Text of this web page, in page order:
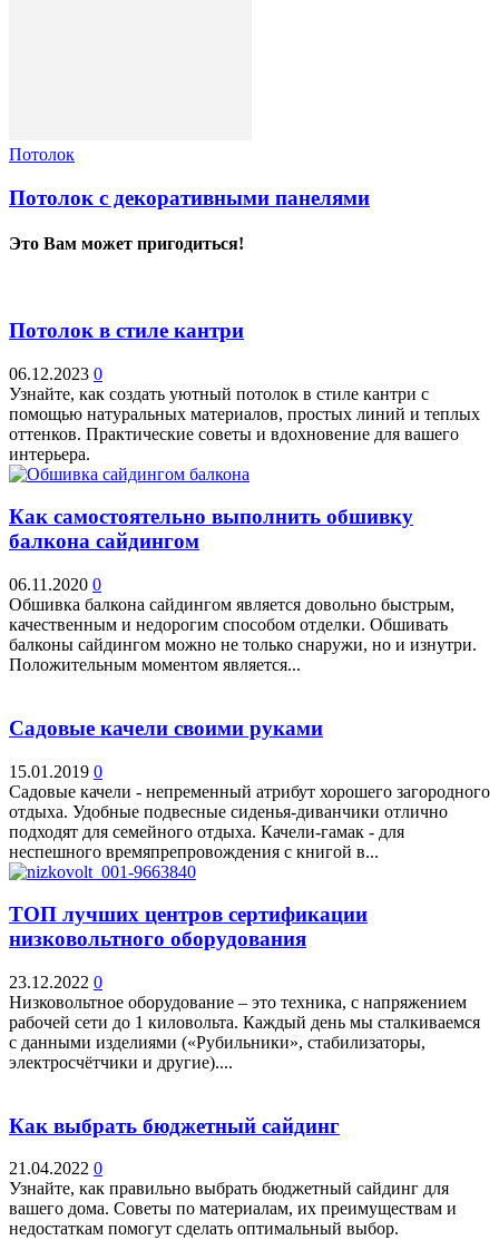
Потолок
Потолок с декоративными панелями
Это Вам может пригодиться!
Потолок в стиле кантри
06.12.2023 0
Узнайте, как создать уютный потолок в стиле кантри с
помощью натуральных материалов, простых линий и теплых
оттенков. Практические советы и вдохновение для вашего
интерьера.
Как самостоятельно выполнить обшивку
балкона сайдингом
06.11.2020 0
Обшивка балкона сайдингом является довольно быстрым,
качественным и недорогим способом отделки. Обшивать
балконы сайдингом можно не только снаружи, но и изнутри.
Положительным моментом является...
Садовые качели своими руками
15.01.2019 0
Садовые качели - непременный атрибут хорошего загородного
отдыха. Удобные подвесные сиденья-диванчики отлично
подходят для семейного отдыха. Качели-гамак - для
неспешного времяпрепровождения с книгой в...
ТОП лучших центров сертификации
низковольтного оборудования
23.12.2022 0
Низковольтное оборудование – это техника, с напряжением
рабочей сети до 1 киловольта. Каждый день мы сталкиваемся
с данными изделиями («Рубильники», стабилизаторы,
электросчётчики и другие)....
Как выбрать бюджетный сайдинг
21.04.2022 0
Узнайте, как правильно выбрать бюджетный сайдинг для
вашего дома. Советы по материалам, их преимуществам и
недостаткам помогут сделать оптимальный выбор.